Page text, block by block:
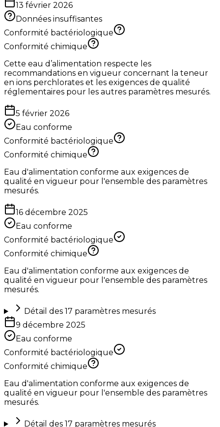
13 février 2026
Données insuffisantes
Conformité bactériologique
Conformité chimique
Cette eau d’alimentation respecte les
recommandations en vigueur concernant la teneur
en ions perchlorates et les exigences de qualité
réglementaires pour les autres paramètres mesurés.
5 février 2026
Eau conforme
Conformité bactériologique
Conformité chimique
Eau d'alimentation conforme aux exigences de
qualité en vigueur pour l'ensemble des paramètres
mesurés.
16 décembre 2025
Eau conforme
Conformité bactériologique
Conformité chimique
Eau d'alimentation conforme aux exigences de
qualité en vigueur pour l'ensemble des paramètres
mesurés.
Détail des 17 paramètres mesurés
9 décembre 2025
Eau conforme
Conformité bactériologique
Conformité chimique
Eau d'alimentation conforme aux exigences de
qualité en vigueur pour l'ensemble des paramètres
mesurés.
Détail des 17 paramètres mesurés